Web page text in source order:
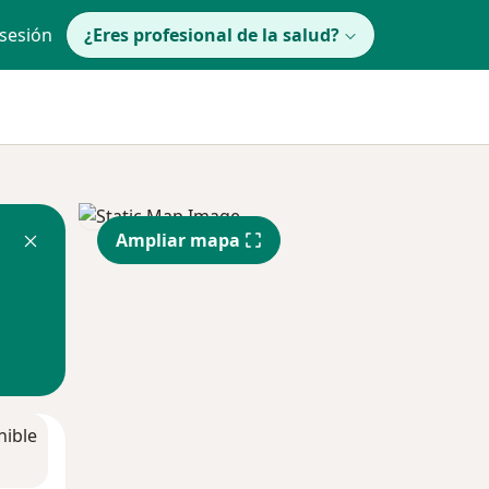
¿Eres profesional de la salud?
Ampliar mapa